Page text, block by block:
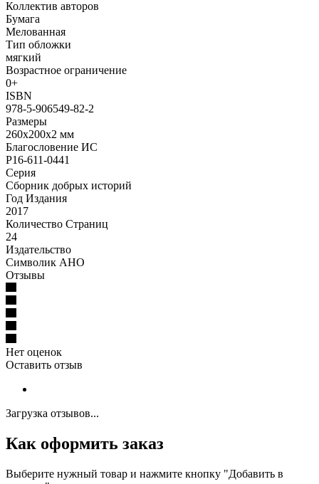
Коллектив авторов
Бумага
Мелованная
Тип обложки
мягкий
Возрастное ограничение
0+
ISBN
978-5-906549-82-2
Размеры
260х200х2 мм
Благословение ИС
Р16-611-0441
Серия
Сборник добрых историй
Год Издания
2017
Количество Страниц
24
Издательство
Символик АНО
Отзывы
Нет оценок
Оставить отзыв
Загрузка отзывов...
Как оформить заказ
Выберите нужный товар и нажмите кнопку "Добавить в